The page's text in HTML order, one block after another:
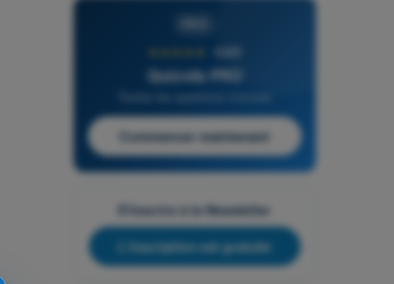
4,6/5
Quizvds PRO
Commencer maintenant
S'inscrire à la Newsletter
L'inscription est gratuite